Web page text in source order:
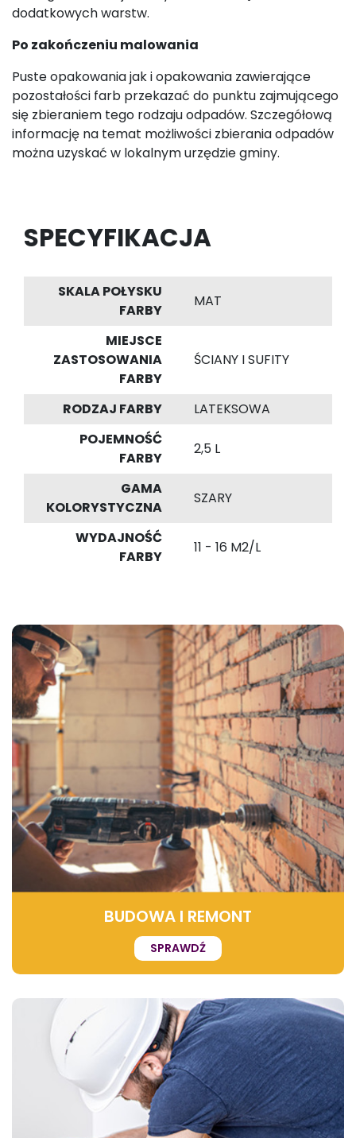
dodatkowych warstw.
Po zakończeniu malowania
Puste opakowania jak i opakowania zawierające
pozostałości farb przekazać do punktu zajmującego
się zbieraniem tego rodzaju odpadów. Szczegółową
informację na temat możliwości zbierania odpadów
można uzyskać w lokalnym urzędzie gminy.
SPECYFIKACJA
SKALA POŁYSKU
FARBY
MAT
MIEJSCE
ZASTOSOWANIA
FARBY
ŚCIANY I SUFITY
RODZAJ FARBY
LATEKSOWA
POJEMNOŚĆ
FARBY
2,5 L
GAMA
KOLORYSTYCZNA
SZARY
WYDAJNOŚĆ
FARBY
11 - 16 M2/L
BUDOWA I REMONT
SPRAWDŹ